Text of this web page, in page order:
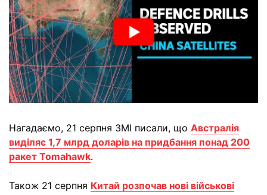
Нагадаємо, 21 серпня ЗМІ писали, що Австралія
виділяє 1,7 млрд доларів на придбання понад 200
ракет Tomahawk.
Також 21 серпня Китай розпочав нові військові